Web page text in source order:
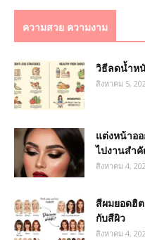
ความสวย ความงาม
วิธีลดน้ำห
สิงหาคม 5,
แต่งหน้าอ
ไปงานสำ
สิงหาคม 4,
สีผมยอดฮิ
กับสีผิว
สิงหาคม 4,